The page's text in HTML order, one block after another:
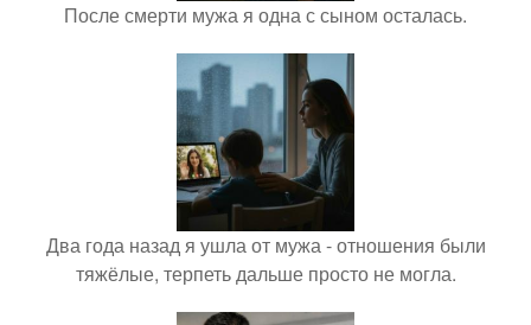
После смерти мужа я одна с сыном осталась.
Два года назад я ушла от мужа - отношения были
тяжёлые, терпеть дальше просто не могла.